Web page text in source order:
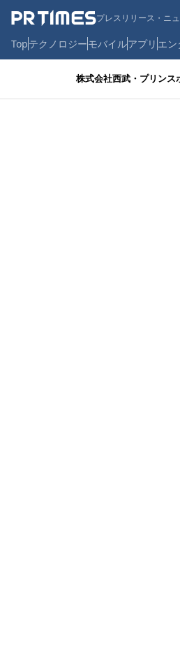
プレスリリース・ニ
Topテクノロジーモバイルアプリ エン
株式会社西武・プリンス